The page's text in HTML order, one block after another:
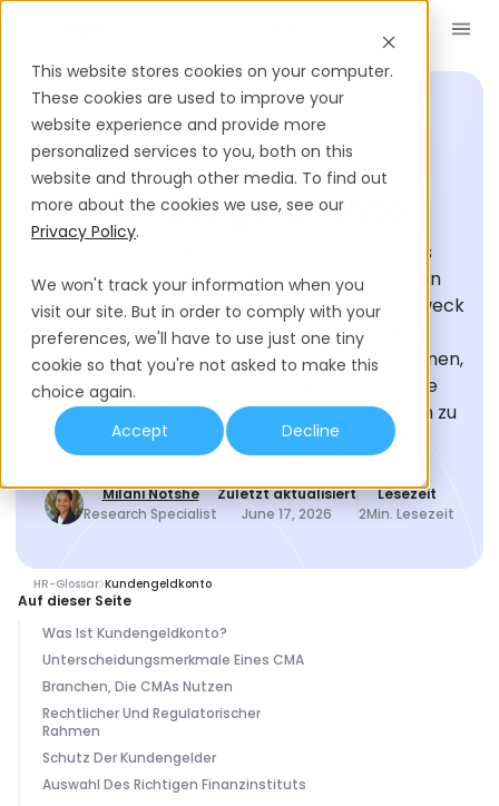
This website stores cookies on your computer.
These cookies are used to improve your
website experience and provide more
personalized services to you, both on this
website and through other media. To find out
more about the cookies we use, see our
Privacy Policy.
We won't track your information when you
visit our site. But in order to comply with your
preferences, we'll have to use just one tiny
cookie so that you're not asked to make this
choice again.
Accept
Decline
EINSTELLUNGS-GLOSSAR
Kundengeldkonto
Ein Client Monies Account (CMA) dient als
dediziertes Konto für die Aufbewahrung von
Geldern im Namen von Kunden. Sein Hauptzweck
besteht darin, Kundengelder von den
Betriebsmitteln eines Unternehmens zu trennen,
um Transparenz zu gewährleisten und eine
einfache Nachverfolgung von Transaktionen zu
ermöglichen.
Milani Notshe
Research Specialist
Zuletzt aktualisiert
June 17, 2026
Lesezeit
2Min. Lesezeit
HR-Glossar Kundengeldkonto
Auf dieser Seite
Was Ist Kundengeldkonto?
Unterscheidungsmerkmale Eines CMA
Branchen, Die CMAs Nutzen
Rechtlicher Und Regulatorischer
Rahmen
Schutz Der Kundengelder
Auswahl Des Richtigen Finanzinstituts